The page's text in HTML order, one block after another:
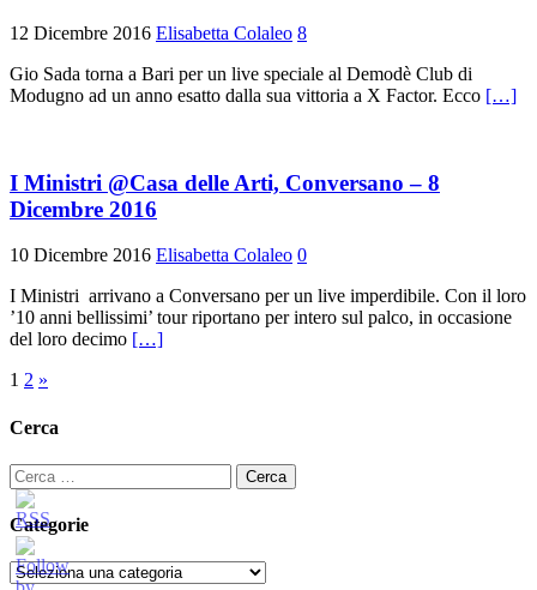
12 Dicembre 2016 Elisabetta Colaleo 8
Gio Sada torna a Bari per un live speciale al Demodè Club di
Modugno ad un anno esatto dalla sua vittoria a X Factor. Ecco […]
I Ministri @Casa delle Arti, Conversano – 8
Dicembre 2016
10 Dicembre 2016 Elisabetta Colaleo 0
I Ministri arrivano a Conversano per un live imperdibile. Con il loro
’10 anni bellissimi’ tour riportano per intero sul palco, in occasione
del loro decimo […]
Paginazione
degli
1 2 »
Cerca
Ricerca
per:
Categorie
Categorie